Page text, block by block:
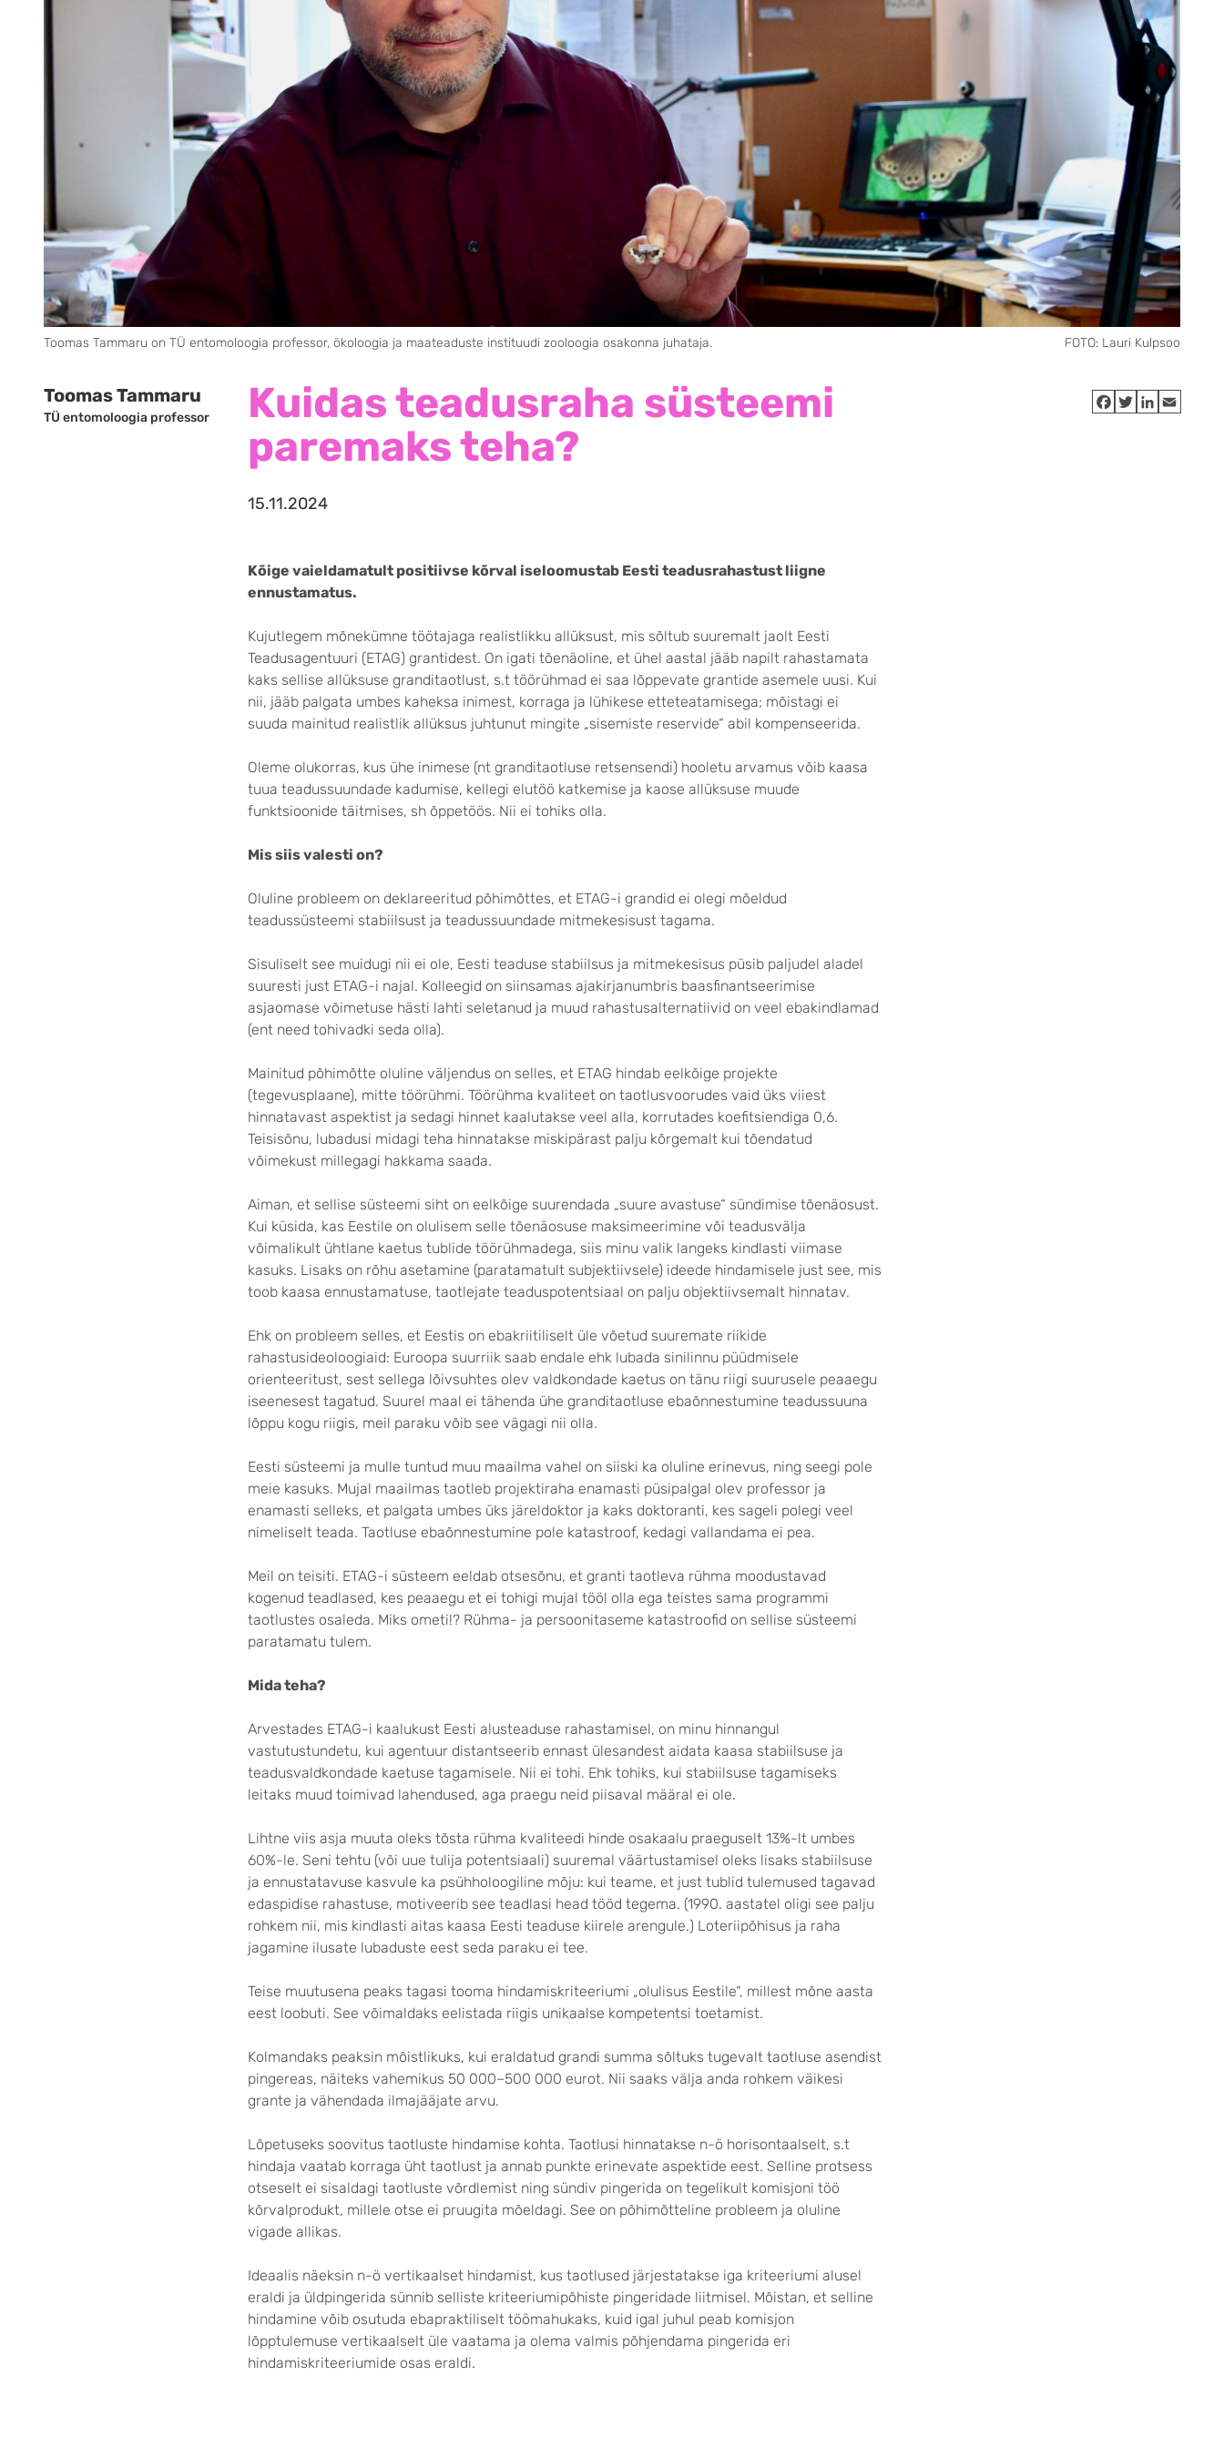
Toomas Tammaru on TÜ entomoloogia professor, ökoloogia ja maateaduste instituudi zooloogia osakonna juhataja. FOTO: Lauri Kulpsoo
Toomas Tammaru
TÜ entomoloogia professor
Kuidas teadusraha süsteemi
paremaks teha?
15.11.2024
Kõige vaieldamatult positiivse kõrval iseloomustab Eesti teadusrahastust liigne
ennustamatus.
Kujutlegem mõnekümne töötajaga realistlikku allüksust, mis sõltub suuremalt jaolt Eesti
Teadusagentuuri (ETAG) grantidest. On igati tõenäoline, et ühel aastal jääb napilt rahastamata
kaks sellise allüksuse granditaotlust, s.t töörühmad ei saa lõppevate grantide asemele uusi. Kui
nii, jääb palgata umbes kaheksa inimest, korraga ja lühikese etteteatamisega; mõistagi ei
suuda mainitud realistlik allüksus juhtunut mingite „sisemiste reservide“ abil kompenseerida.
Oleme olukorras, kus ühe inimese (nt granditaotluse retsensendi) hooletu arvamus võib kaasa
tuua teadussuundade kadumise, kellegi elutöö katkemise ja kaose allüksuse muude
funktsioonide täitmises, sh õppetöös. Nii ei tohiks olla.
Mis siis valesti on?
Oluline probleem on deklareeritud põhimõttes, et ETAG-i grandid ei olegi mõeldud
teadussüsteemi stabiilsust ja teadussuundade mitmekesisust tagama.
Sisuliselt see muidugi nii ei ole, Eesti teaduse stabiilsus ja mitmekesisus püsib paljudel aladel
suuresti just ETAG-i najal. Kolleegid on siinsamas ajakirjanumbris baasfinantseerimise
asjaomase võimetuse hästi lahti seletanud ja muud rahastusalternatiivid on veel ebakindlamad
(ent need tohivadki seda olla).
Mainitud põhimõtte oluline väljendus on selles, et ETAG hindab eelkõige projekte
(tegevusplaane), mitte töörühmi. Töörühma kvaliteet on taotlusvoorudes vaid üks viiest
hinnatavast aspektist ja sedagi hinnet kaalutakse veel alla, korrutades koefitsiendiga 0,6.
Teisisõnu, lubadusi midagi teha hinnatakse miskipärast palju kõrgemalt kui tõendatud
võimekust millegagi hakkama saada.
Aiman, et sellise süsteemi siht on eelkõige suurendada „suure avastuse“ sündimise tõenäosust.
Kui küsida, kas Eestile on olulisem selle tõenäosuse maksimeerimine või teadusvälja
võimalikult ühtlane kaetus tublide töörühmadega, siis minu valik langeks kindlasti viimase
kasuks. Lisaks on rõhu asetamine (paratamatult subjektiivsele) ideede hindamisele just see, mis
toob kaasa ennustamatuse, taotlejate teaduspotentsiaal on palju objektiivsemalt hinnatav.
Ehk on probleem selles, et Eestis on ebakriitiliselt üle võetud suuremate riikide
rahastusideoloogiaid: Euroopa suurriik saab endale ehk lubada sinilinnu püüdmisele
orienteeritust, sest sellega lõivsuhtes olev valdkondade kaetus on tänu riigi suurusele peaaegu
iseenesest tagatud. Suurel maal ei tähenda ühe granditaotluse ebaõnnestumine teadussuuna
lõppu kogu riigis, meil paraku võib see vägagi nii olla.
Eesti süsteemi ja mulle tuntud muu maailma vahel on siiski ka oluline erinevus, ning seegi pole
meie kasuks. Mujal maailmas taotleb projektiraha enamasti püsipalgal olev professor ja
enamasti selleks, et palgata umbes üks järeldoktor ja kaks doktoranti, kes sageli polegi veel
nimeliselt teada. Taotluse ebaõnnestumine pole katastroof, kedagi vallandama ei pea.
Meil on teisiti. ETAG-i süsteem eeldab otsesõnu, et granti taotleva rühma moodustavad
kogenud teadlased, kes peaaegu et ei tohigi mujal tööl olla ega teistes sama programmi
taotlustes osaleda. Miks ometi!? Rühma- ja persoonitaseme katastroofid on sellise süsteemi
paratamatu tulem.
Mida teha?
Arvestades ETAG-i kaalukust Eesti alusteaduse rahastamisel, on minu hinnangul
vastutustundetu, kui agentuur distantseerib ennast ülesandest aidata kaasa stabiilsuse ja
teadusvaldkondade kaetuse tagamisele. Nii ei tohi. Ehk tohiks, kui stabiilsuse tagamiseks
leitaks muud toimivad lahendused, aga praegu neid piisaval määral ei ole.
Lihtne viis asja muuta oleks tõsta rühma kvaliteedi hinde osakaalu praeguselt 13%-lt umbes
60%-le. Seni tehtu (või uue tulija potentsiaali) suuremal väärtustamisel oleks lisaks stabiilsuse
ja ennustatavuse kasvule ka psühholoogiline mõju: kui teame, et just tublid tulemused tagavad
edaspidise rahastuse, motiveerib see teadlasi head tööd tegema. (1990. aastatel oligi see palju
rohkem nii, mis kindlasti aitas kaasa Eesti teaduse kiirele arengule.) Loteriipõhisus ja raha
jagamine ilusate lubaduste eest seda paraku ei tee.
Teise muutusena peaks tagasi tooma hindamiskriteeriumi „olulisus Eestile“, millest mõne aasta
eest loobuti. See võimaldaks eelistada riigis unikaalse kompetentsi toetamist.
Kolmandaks peaksin mõistlikuks, kui eraldatud grandi summa sõltuks tugevalt taotluse asendist
pingereas, näiteks vahemikus 50 000–500 000 eurot. Nii saaks välja anda rohkem väikesi
grante ja vähendada ilmajääjate arvu.
Lõpetuseks soovitus taotluste hindamise kohta. Taotlusi hinnatakse n-ö horisontaalselt, s.t
hindaja vaatab korraga üht taotlust ja annab punkte erinevate aspektide eest. Selline protsess
otseselt ei sisaldagi taotluste võrdlemist ning sündiv pingerida on tegelikult komisjoni töö
kõrvalprodukt, millele otse ei pruugita mõeldagi. See on põhimõtteline probleem ja oluline
vigade allikas.
Ideaalis näeksin n-ö vertikaalset hindamist, kus taotlused järjestatakse iga kriteeriumi alusel
eraldi ja üldpingerida sünnib selliste kriteeriumipõhiste pingeridade liitmisel. Mõistan, et selline
hindamine võib osutuda ebapraktiliselt töömahukaks, kuid igal juhul peab komisjon
lõpptulemuse vertikaalselt üle vaatama ja olema valmis põhjendama pingerida eri
hindamiskriteeriumide osas eraldi.